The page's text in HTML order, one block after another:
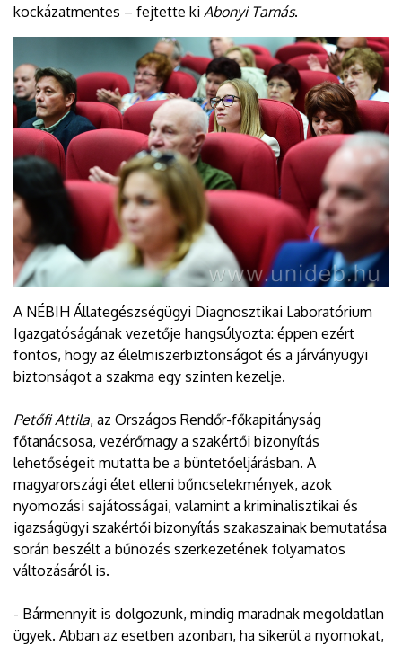
kockázatmentes – fejtette ki Abonyi Tamás.
A NÉBIH Állategészségügyi Diagnosztikai Laboratórium
Igazgatóságának vezetője hangsúlyozta: éppen ezért
fontos, hogy az élelmiszerbiztonságot és a járványügyi
biztonságot a szakma egy szinten kezelje.
Petőfi Attila, az Országos Rendőr-főkapitányság
főtanácsosa, vezérőrnagy a szakértői bizonyítás
lehetőségeit mutatta be a büntetőeljárásban. A
magyarországi élet elleni bűncselekmények, azok
nyomozási sajátosságai, valamint a kriminalisztikai és
igazságügyi szakértői bizonyítás szakaszainak bemutatása
során beszélt a bűnözés szerkezetének folyamatos
változásáról is.
- Bármennyit is dolgozunk, mindig maradnak megoldatlan
ügyek. Abban az esetben azonban, ha sikerül a nyomokat,